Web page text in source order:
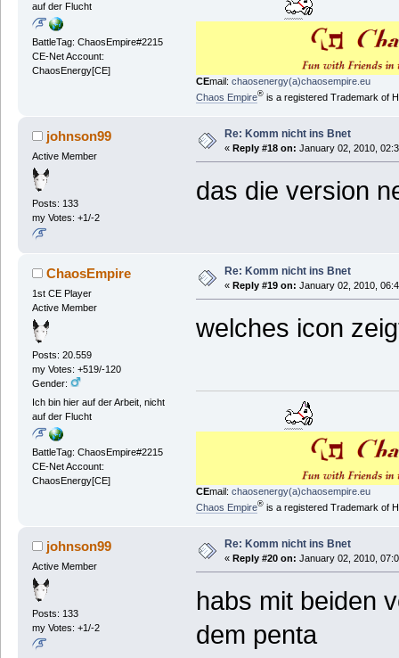
auf der Flucht
BattleTag: ChaosEmpire#2215
CE-Net Account:
ChaosEnergy[CE]
CEmail: chaosenergy(a)chaosempire.eu
Chaos Empire®is a registered Trademark of
johnson99
Active Member
Posts: 133
my Votes: +1/-2
Re: Komm nicht ins Bnet
« Reply #18 on: January 02, 2010,
das die version
ChaosEmpire
1st CE Player
Active Member
Posts: 20.559
my Votes: +519/-120
Gender:
Ich bin hier auf der Arbeit, nicht
auf der Flucht
BattleTag: ChaosEmpire#2215
CE-Net Account:
ChaosEnergy[CE]
Re: Komm nicht ins Bnet
« Reply #19 on: January 02, 2010,
welches icon
CEmail: chaosenergy(a)chaosempire.eu
Chaos Empire®is a registered Trademark of
johnson99
Active Member
Posts: 133
my Votes: +1/-2
Re: Komm nicht ins Bnet
« Reply #20 on: January 02, 2010,
habs mit beiden
dem penta